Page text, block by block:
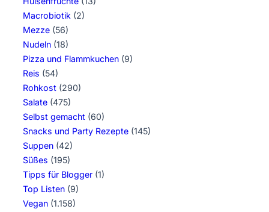
Macrobiotik (2)
Mezze (56)
Nudeln (18)
Pizza und Flammkuchen (9)
Reis (54)
Rohkost (290)
Salate (475)
Selbst gemacht (60)
Snacks und Party Rezepte (145)
Suppen (42)
Süßes (195)
Tipps für Blogger (1)
Top Listen (9)
Vegan (1.158)